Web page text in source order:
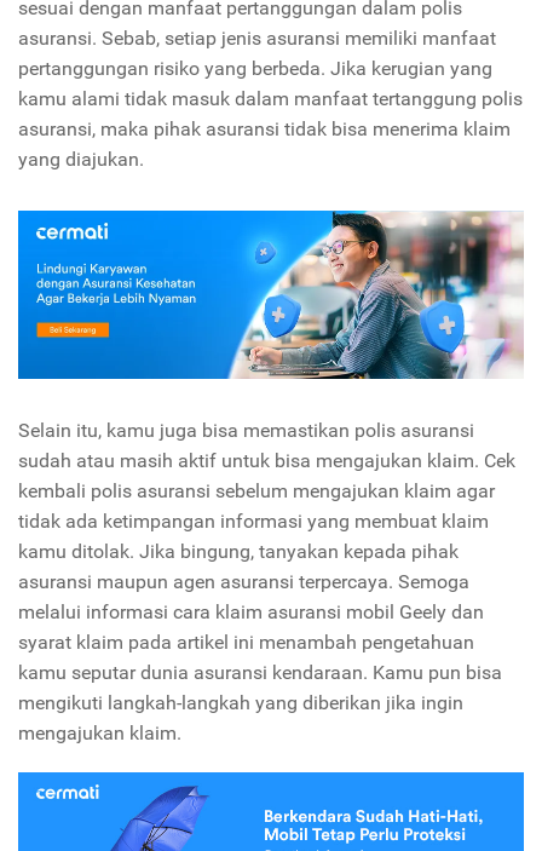
sesuai dengan manfaat pertanggungan dalam polis
asuransi. Sebab, setiap jenis asuransi memiliki manfaat
pertanggungan risiko yang berbeda. Jika kerugian yang
kamu alami tidak masuk dalam manfaat tertanggung polis
asuransi, maka pihak asuransi tidak bisa menerima klaim
yang diajukan.
Selain itu, kamu juga bisa memastikan polis asuransi
sudah atau masih aktif untuk bisa mengajukan klaim. Cek
kembali polis asuransi sebelum mengajukan klaim agar
tidak ada ketimpangan informasi yang membuat klaim
kamu ditolak. Jika bingung, tanyakan kepada pihak
asuransi maupun agen asuransi terpercaya. Semoga
melalui informasi cara klaim asuransi mobil Geely dan
syarat klaim pada artikel ini menambah pengetahuan
kamu seputar dunia asuransi kendaraan. Kamu pun bisa
mengikuti langkah-langkah yang diberikan jika ingin
mengajukan klaim.